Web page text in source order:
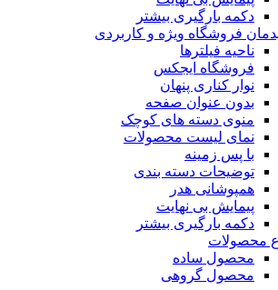
دکمه بارگیری بیشتر
فروشگاه ویژه و کاربردی
ناحیه فیلترها
فروشگاه ایجکس
نوار کناری پنهان
بدون عنوان صفحه
منوی دسته های کوچک
نمای لیست محصولات
با پس زمینه
توضیحات دسته بندی
همپوشانی هدر
پیمایش بی نهایت
دکمه بارگیری بیشتر
محصولات
محصول ساده
محصول گروهی